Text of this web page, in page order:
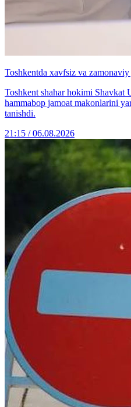
Toshkentda xavfsiz va
Toshkent shahar hokimi Shavkat
hammabop jamoat makonlarini
tanishdi.
21:15 / 06.08.2026